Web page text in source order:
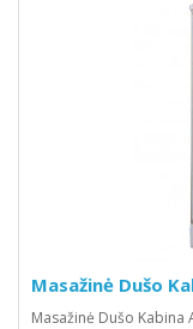
Masažinė Dušo
Masažinė Dušo Kabina